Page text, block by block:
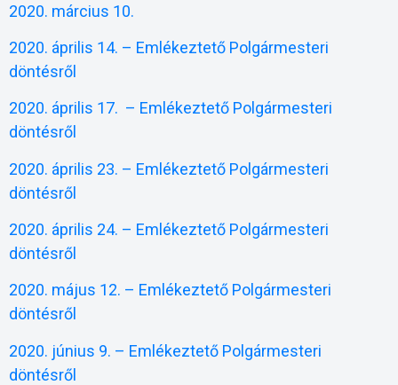
2020. március 10.
2020. április 14. – Emlékeztető Polgármesteri
döntésről
2020. április 17. – Emlékeztető Polgármesteri
döntésről
2020. április 23. – Emlékeztető Polgármesteri
döntésről
2020. április 24. – Emlékeztető Polgármesteri
döntésről
2020. május 12. – Emlékeztető Polgármesteri
döntésről
2020. június 9. – Emlékeztető Polgármesteri
döntésről